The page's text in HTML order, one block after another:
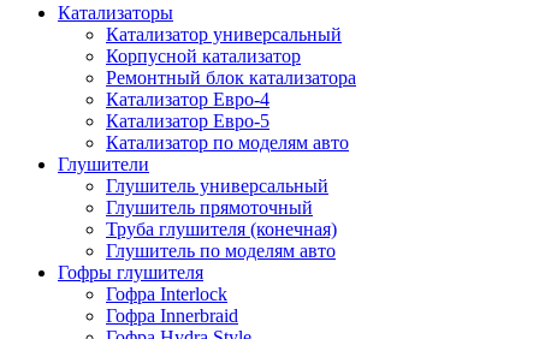
Катализаторы
Катализатор универсальный
Корпусной катализатор
Ремонтный блок катализатора
Катализатор Евро-4
Катализатор Евро-5
Катализатор по моделям авто
Глушители
Глушитель универсальный
Глушитель прямоточный
Труба глушителя (конечная)
Глушитель по моделям авто
Гофры глушителя
Гофра Interlock
Гофра Innerbraid